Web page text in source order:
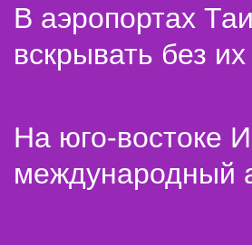
В аэропортах
вскрывать без
На юго-востоке
международный